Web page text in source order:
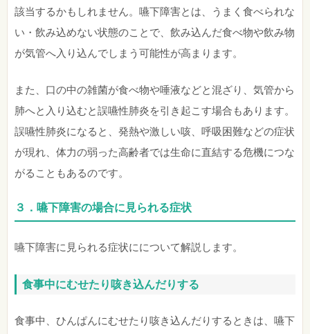
該当するかもしれません。嚥下障害とは、うまく食べられな
い・飲み込めない状態のことで、飲み込んだ食べ物や飲み物
が気管へ入り込んでしまう可能性が高まります。
また、口の中の雑菌が食べ物や唾液などと混ざり、気管から
肺へと入り込むと誤嚥性肺炎を引き起こす場合もあります。
誤嚥性肺炎になると、発熱や激しい咳、呼吸困難などの症状
が現れ、体力の弱った高齢者では生命に直結する危機につな
がることもあるのです。
３．嚥下障害の場合に見られる症状
嚥下障害に見られる症状にについて解説します。
食事中にむせたり咳き込んだりする
食事中、ひんぱんにむせたり咳き込んだりするときは、嚥下